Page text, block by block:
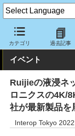
カテゴリ 過去記事
クラウド Watch イベ
イベント
Ruijieの液浸ネ
ロニクスの4K/
社が最新製品を
Interop Tokyo